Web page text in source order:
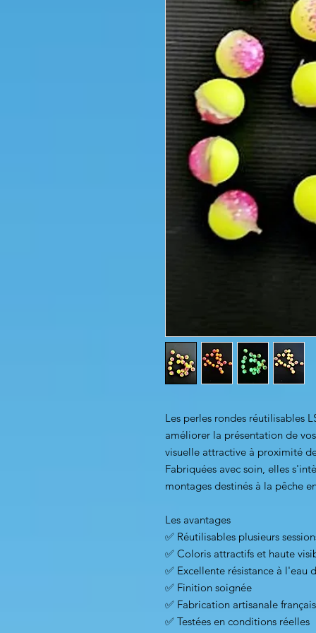
Les perles rondes réutilisables
améliorer la présentation de
visuelle attractive à proximité
Fabriquées avec soin, elles
montages destinés à la pêche
Les avantages
✅ Réutilisables plusieurs
✅ Coloris attractifs et haute
✅ Excellente résistance à l'eau
✅ Finition soignée
✅ Fabrication artisanale
✅ Testées en conditions réelles